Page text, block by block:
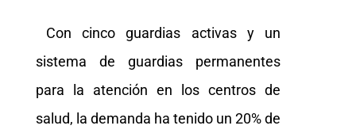
Con cinco guardias activas y un
sistema de guardias permanentes
para la atención en los centros de
salud, la demanda ha tenido un 20% de